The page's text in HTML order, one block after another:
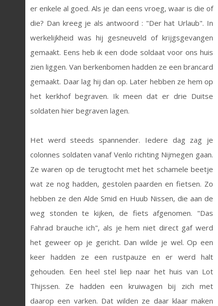
er enkele al goed. Als je dan eens vroeg, waar is die of
die? Dan kreeg je als antwoord : "Der hat Urlaub". In
werkelijkheid was hij gesneuveld of krijgsgevangen
gemaakt. Eens heb ik een dode soldaat voor ons huis
zien liggen. Van berkenbomen hadden ze een brancard
gemaakt. Daar lag hij dan op. Later hebben ze hem op
het kerkhof begraven. Ik meen dat er drie Duitse
soldaten hier begraven lagen.
Het werd steeds spannender. Iedere dag zag je
colonnes soldaten vanaf Venlo richting Nijmegen gaan.
Ze waren op de terugtocht met het schamele beetje
wat ze nog hadden, gestolen paarden en fietsen. Zo
hebben ze den Alde Smid en Huub Nissen, die aan de
weg stonden te kijken, de fiets afgenomen. "Das
Fahrad brauche ich", als je hem niet direct gaf werd
het geweer op je gericht. Dan wilde je wel. Op een
keer hadden ze een rustpauze en er werd halt
gehouden. Een heel stel liep naar het huis van Lot
Thijssen. Ze hadden een kruiwagen bij zich met
daarop een varken. Dat wilden ze daar klaar maken